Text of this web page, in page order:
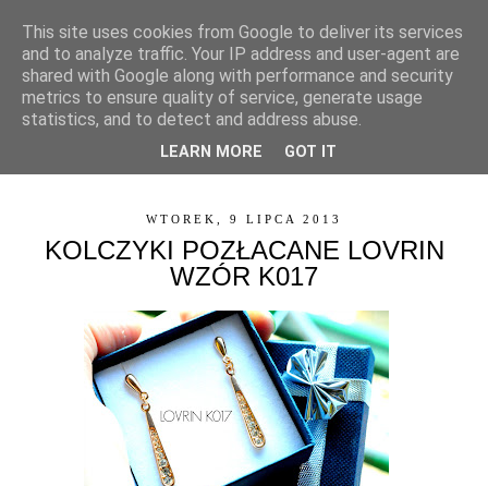
▼
WTOREK, 9 LIPCA 2013
KOLCZYKI POZŁACANE LOVRIN
WZÓR K017
This site uses cookies from Google to deliver its services
and to analyze traffic. Your IP address and user-agent are
shared with Google along with performance and security
metrics to ensure quality of service, generate usage
statistics, and to detect and address abuse.
LEARN MORE GOT IT